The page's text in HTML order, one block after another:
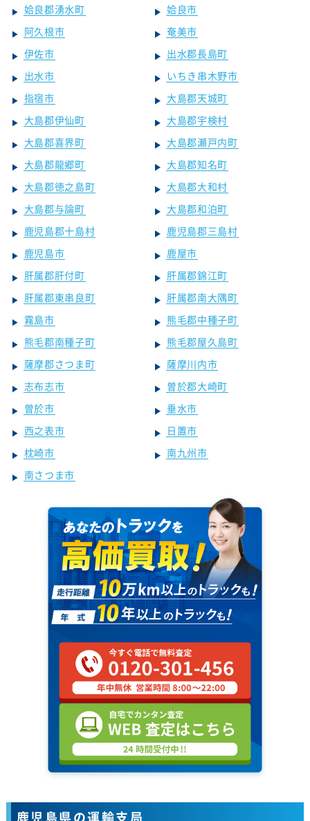
姶良郡湧水町
姶良市
阿久根市
奄美市
伊佐市
出水郡長島町
出水市
いちき串木野市
指宿市
大島郡天城町
大島郡伊仙町
大島郡宇検村
大島郡喜界町
大島郡瀬戸内町
大島郡龍郷町
大島郡知名町
大島郡徳之島町
大島郡大和村
大島郡与論町
大島郡和泊町
鹿児島郡十島村
鹿児島郡三島村
鹿児島市
鹿屋市
肝属郡肝付町
肝属郡錦江町
肝属郡東串良町
肝属郡南大隅町
霧島市
熊毛郡中種子町
熊毛郡南種子町
熊毛郡屋久島町
薩摩郡さつま町
薩摩川内市
志布志市
曽於郡大崎町
曽於市
垂水市
西之表市
日置市
枕崎市
南九州市
南さつま市
鹿児島県の運輸支局